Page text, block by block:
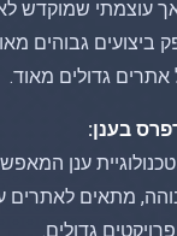
אך עוצמתי שמוקדש
ביצועים גבוהים
גדולים מאוד.
בענן:
ענן
מתאים לאתרים
גדולים.